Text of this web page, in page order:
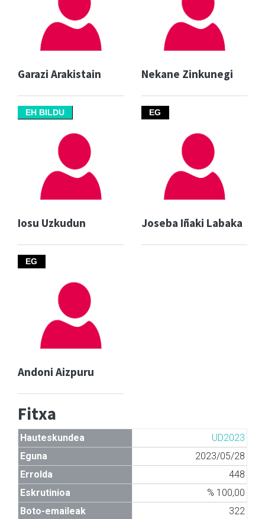
Garazi Arakistain Nekane Zinkunegi
EH BILDU
Iosu Uzkudun
EG
Joseba Iñaki Labaka
EG
Andoni Aizpuru
Fitxa
Hauteskundea
UD2023
Eguna
2023/05/28
Errolda
448
Eskrutinioa
% 100,00
Boto-emaileak
322